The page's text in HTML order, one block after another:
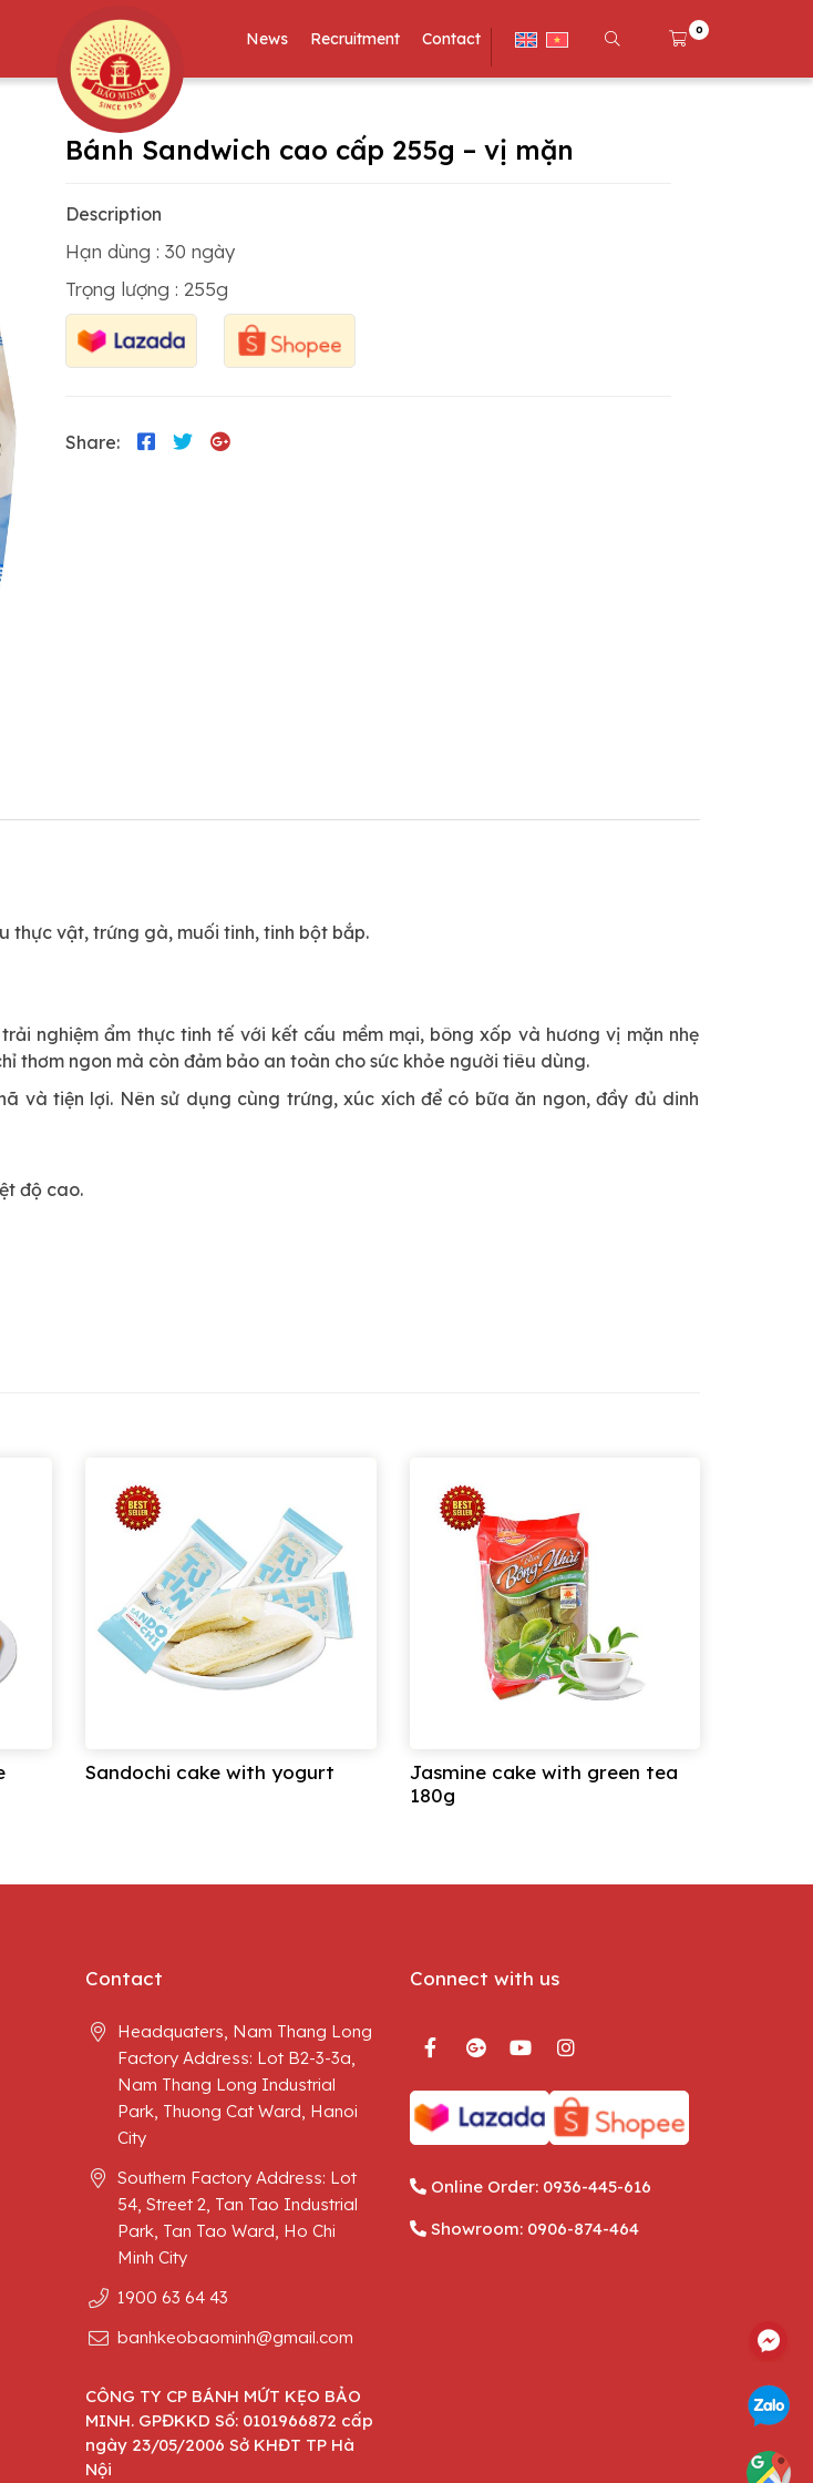
News Recruitment Contact 0
Bánh Sandwich cao cấp 255g – vị mặn
Description
Hạn dùng : 30 ngày
Trọng lượng : 255g
Share:
thực vật, trứng gà, muối tinh, tinh bột bắp.
nghiệm ẩm thực tinh tế với kết cấu mềm mại, bông xốp và hương vị mặn nhẹ
thơm ngon mà còn đảm bảo an toàn cho sức khỏe người tiêu dùng.
và tiện lợi. Nên sử dụng cùng trứng, xúc xích để có bữa ăn ngon, đầy đủ dinh
độ cao.
Sandochi cake with yogurt
Jasmine cake with green tea
180g
Contact
Headquaters, Nam Thang Long
Factory Address: Lot B2-3-3a,
Nam Thang Long Industrial
Park, Thuong Cat Ward, Hanoi
City
Southern Factory Address: Lot
54, Street 2, Tan Tao Industrial
Park, Tan Tao Ward, Ho Chi
Minh City
1900 63 64 43
banhkeobaominh@gmail.com
CÔNG TY CP BÁNH MỨT KẸO BẢO
MINH. GPĐKKD Số: 0101966872 cấp
ngày 23/05/2006 Sở KHĐT TP Hà
Nội
Connect with us
Online Order: 0936-445-616
Showroom: 0906-874-464